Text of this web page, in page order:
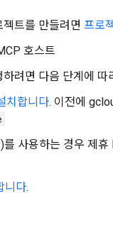
젝트를 만들려면 프로
호스트
하려면 다음 단계에
치합니다. 이전에
사용하는 경우 제
니다.